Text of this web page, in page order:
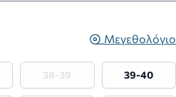
Μεγεθολόγιο
38-39 39-40